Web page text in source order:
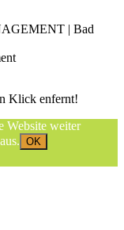
| Bad
Klick enfernt!
Website weiter
OK